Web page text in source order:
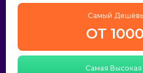
Самый
ОТ
Самая Высокая